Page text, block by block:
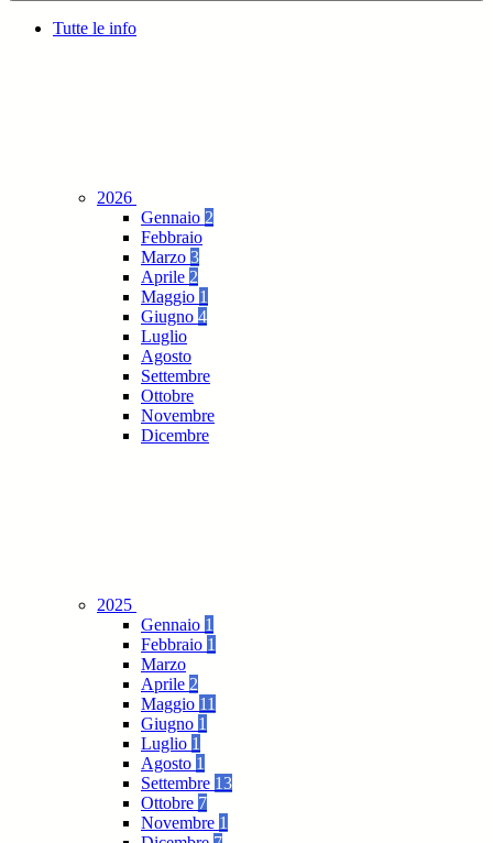
Tutte le info
2026
Gennaio 2
Febbraio
Marzo 3
Aprile 2
Maggio 1
Giugno 4
Luglio
Agosto
Settembre
Ottobre
Novembre
Dicembre
2025
Gennaio 1
Febbraio 1
Marzo
Aprile 2
Maggio 11
Giugno 1
Luglio 1
Agosto 1
Settembre 13
Ottobre 7
Novembre 1